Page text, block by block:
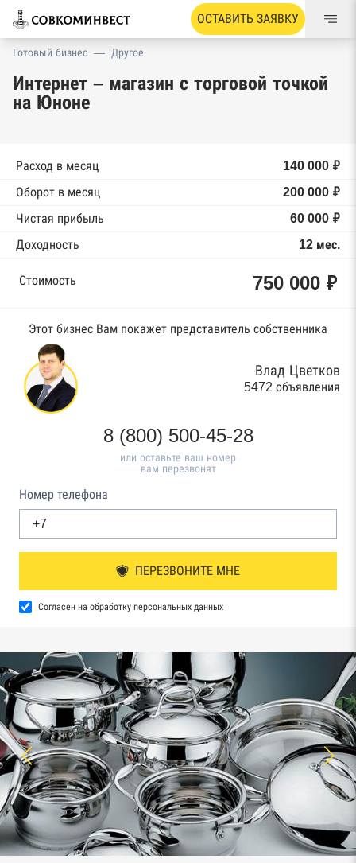
ОСТАВИТЬ ЗАЯВКУ
Готовый бизнес — Другое
Интернет – магазин с торговой точкой
на Юноне
Расход в месяц
140 000 ₽
Оборот в месяц
200 000 ₽
Чистая прибыль
60 000 ₽
Доходность
12 мес.
Стоимость 750 000 ₽
Этот бизнес Вам покажет представитель собственника
Влад Цветков
5472 объявления
8 (800) 500-45-28
или оставьте ваш номер
вам перезвонят
Номер телефона
ПЕРЕЗВОНИТЕ МНЕ
Согласен на обработку персональных данных